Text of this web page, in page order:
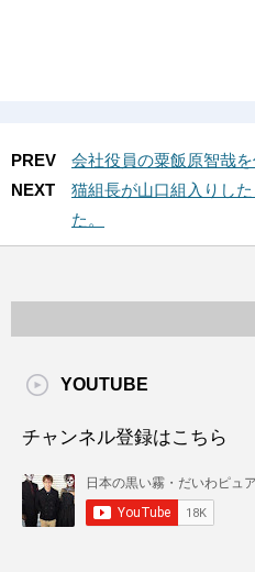
PREV
会社役員の粟飯原智哉を
NEXT
猫組長が山口組入りし
た。
YOUTUBE
チャンネル登録はこちら